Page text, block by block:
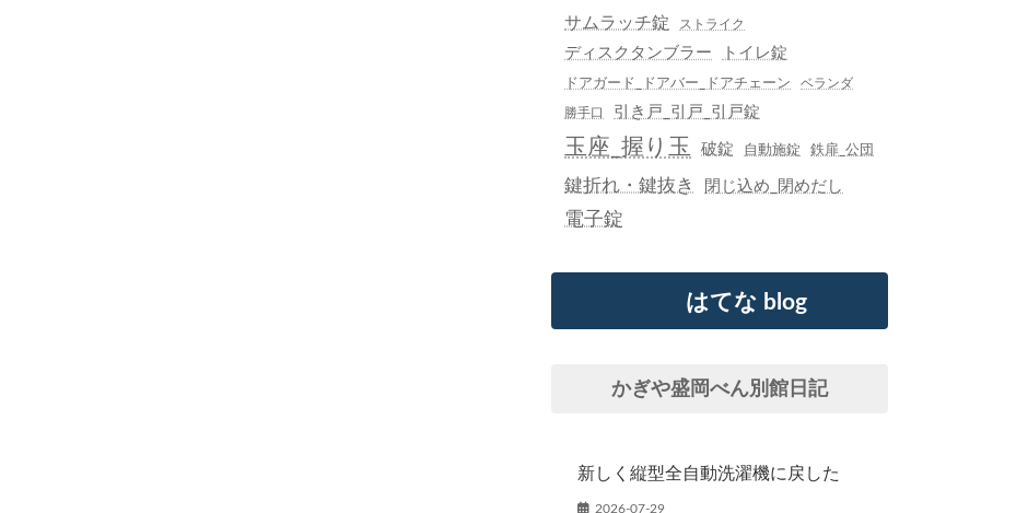
サムラッチ錠 ストライク
ディスクタンブラー トイレ錠
ドアガード_ドアバー_ドアチェーン ベランダ
勝手口 引き戸_引戸_引戸錠
玉座_握り玉 破錠 自動施錠 鉄扉_公団
鍵折れ・鍵抜き 閉じ込め_閉めだし
電子錠
はてな blog
かぎや盛岡べん別館日記
新しく縦型全自動洗濯機に戻した
2026-07-29